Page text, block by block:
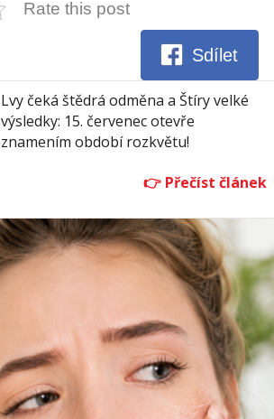
Rate this post
Sdílet
Lvy čeká štědrá odměna a Štíry velké
výsledky: 15. červenec otevře
znamením období rozkvětu!